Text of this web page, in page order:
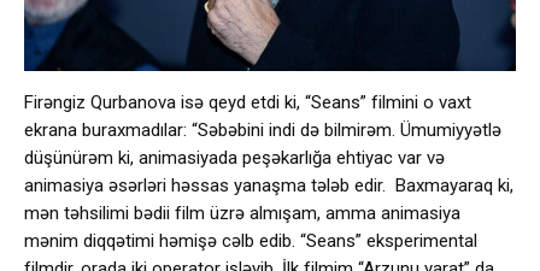
Firəngiz Qurbanova isə qeyd etdi ki, “Seans” filmini o vaxt
ekrana buraxmadılar: “Səbəbini indi də bilmirəm. Ümumiyyətlə
düşünürəm ki, animasiyada peşəkarlığa ehtiyac var və
animasiya əsərləri həssas yanaşma tələb edir. Baxmayaraq ki,
mən təhsilimi bədii film üzrə almışam, amma animasiya
mənim diqqətimi həmişə cəlb edib. “Seans” eksperimental